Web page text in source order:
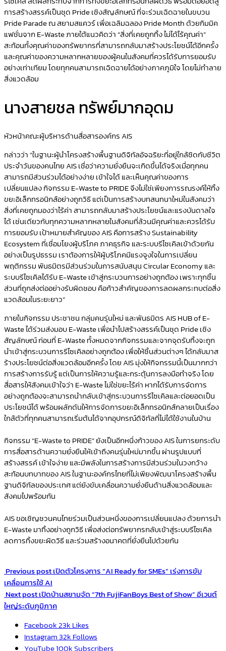
การสร้างสรรค์เป็นชุด Pride เชิงสัญลักษณ์ ที่จะร่วมเฉิดฉายในขบวน
Pride Parade ณ สยามสแควร์ เพื่อเฉลิมฉลอง Pride Month ด้วยกิมมิค
แฟชั่นจาก E-Waste ภายใต้แนวคิดว่า “สิ่งที่เคยถูกทิ้ง ไม่ได้ไร้คุณค่า”
สะท้อนทั้งคุณค่าของทรัพยากรที่สามารถกลับมาสร้างประโยชน์ได้อีกครั้ง
และคุณค่าของความหลากหลายของผู้คนในสังคมที่ควรได้รับการยอมรับ
อย่างเท่าเทียม โดยทุกคนสามารถเฉิดฉายได้อย่างภาคภูมิใจ โดยไม่ทำลาย
สิ่งแวดล้อม
นางสายชล ทรัพย์มากอุดม
หัวหน้าคณะผู้บริหารด้านสื่อสารองค์กร AIS
กล่าวว่า “ในฐานะผู้นำโครงสร้างพื้นฐานดิจิทัลอัจฉริยะที่อยู่ใกล้ชิดกับชีวิต
ประจำวันของคนไทย AIS เชื่อว่าความยั่งยืนจะเกิดขึ้นได้จริงเมื่อทุกคน
สามารถมีส่วนร่วมได้อย่างง่าย เข้าใจได้ และเห็นคุณค่าของการ
เปลี่ยนแปลง กิจกรรม E-Waste to PRIDE จึงไม่ใช่เพียงการรณรงค์ให้ทิ้ง
ขยะอิเล็กทรอนิกส์อย่างถูกวิธี แต่เป็นการสร้างบทสนทนาใหม่ในสังคมว่า
สิ่งที่เคยถูกมองว่าไร้ค่า สามารถกลับมาสร้างประโยชน์และแรงบันดาลใจ
ได้ เช่นเดียวกับทุกความหลากหลายในสังคมที่ล้วนมีคุณค่าและควรได้รับ
การยอมรับ เป้าหมายสำคัญของ AIS คือการสร้าง Sustainability
Ecosystem ที่เชื่อมโยงผู้บริโภค ภาคธุรกิจ และระบบรีไซเคิลเข้าด้วยกัน
อย่างเป็นรูปธรรม เราต้องการให้ผู้บริโภคมีแรงจูงใจในการเปลี่ยน
พฤติกรรม พันธมิตรมีส่วนร่วมในการสนับสนุน Circular Economy และ
ระบบรีไซเคิลได้รับ E-Waste เข้าสู่กระบวนการอย่างถูกต้อง เพราะทุกชิ้น
ส่วนที่ถูกส่งต่ออย่างรับผิดชอบ คือก้าวสำคัญของการลดผลกระทบต่อสิ่ง
แวดล้อมในระยะยาว”
ภายในกิจกรรม ประชาชน กลุ่มคนรุ่นใหม่ และพันธมิตร AIS HUB of E-
Waste ได้ร่วมส่งมอบ E-Waste เพื่อนำไปสร้างสรรค์เป็นชุด Pride เชิง
สัญลักษณ์ ก่อนที่ E-Waste ทั้งหมดจากกิจกรรมและจากจุดรับทิ้งจะถูก
นำเข้าสู่กระบวนการรีไซเคิลอย่างถูกต้อง เพื่อให้ชิ้นส่วนต่างๆ ได้กลับมาส
ร้างประโยชน์ต่อสิ่งแวดล้อมอีกครั้ง โดย AIS มุ่งให้กิจกรรมนี้เป็นมากกว่า
การสร้างการรับรู้ แต่เป็นการให้ความรู้และกระตุ้นการลงมือทำจริง โดย
สื่อสารให้สังคมเข้าใจว่า E-Waste ไม่ใช่ขยะไร้ค่า หากได้รับการจัดการ
อย่างถูกต้องจะสามารถนำกลับเข้าสู่กระบวนการรีไซเคิลและต่อยอดเป็น
ประโยชน์ได้ พร้อมผลักดันให้การจัดการขยะอิเล็กทรอนิกส์กลายเป็นเรื่อง
ใกล้ตัวที่ทุกคนสามารถเริ่มต้นได้จากอุปกรณ์ดิจิทัลที่ไม่ได้ใช้งานในบ้าน
กิจกรรม “E-Waste to PRIDE” ยังเป็นอีกหนึ่งก้าวของ AIS ในการยกระดับ
การสื่อสารด้านความยั่งยืนให้เข้าถึงคนรุ่นใหม่มากขึ้น ผ่านรูปแบบที่
สร้างสรรค์ เข้าใจง่าย และมีพลังในการสร้างการมีส่วนร่วมในวงกว้าง
สะท้อนบทบาทของ AIS ในฐานะองค์กรไทยที่ไม่เพียงพัฒนาโครงสร้างพื้น
ฐานดิจิทัลของประเทศ แต่ยังขับเคลื่อนความยั่งยืนด้านสิ่งแวดล้อมและ
สังคมไปพร้อมกัน
AIS ขอเชิญชวนคนไทยร่วมเป็นส่วนหนึ่งของการเปลี่ยนแปลง ด้วยการนำ
E-Waste มาทิ้งอย่างถูกวิธี เพื่อส่งต่อทรัพยากรกลับเข้าสู่ระบบรีไซเคิล
ลดการทิ้งขยะผิดวิธี และร่วมสร้างอนาคตที่ยั่งยืนไปด้วยกัน
Previous postเปิดตัวโครงการ “AI Ready for SMEs” เร่งการขับ
เคลื่อนการใช้ AI
Next postเปิดบ้านสยามจัด “7th FujiFanBoys Best of Show” อีเวนต์
ใหญ่ระดับภูมิภาค
Facebook23k Likes
Instagram32k Follows
YouTube100kSubscribers